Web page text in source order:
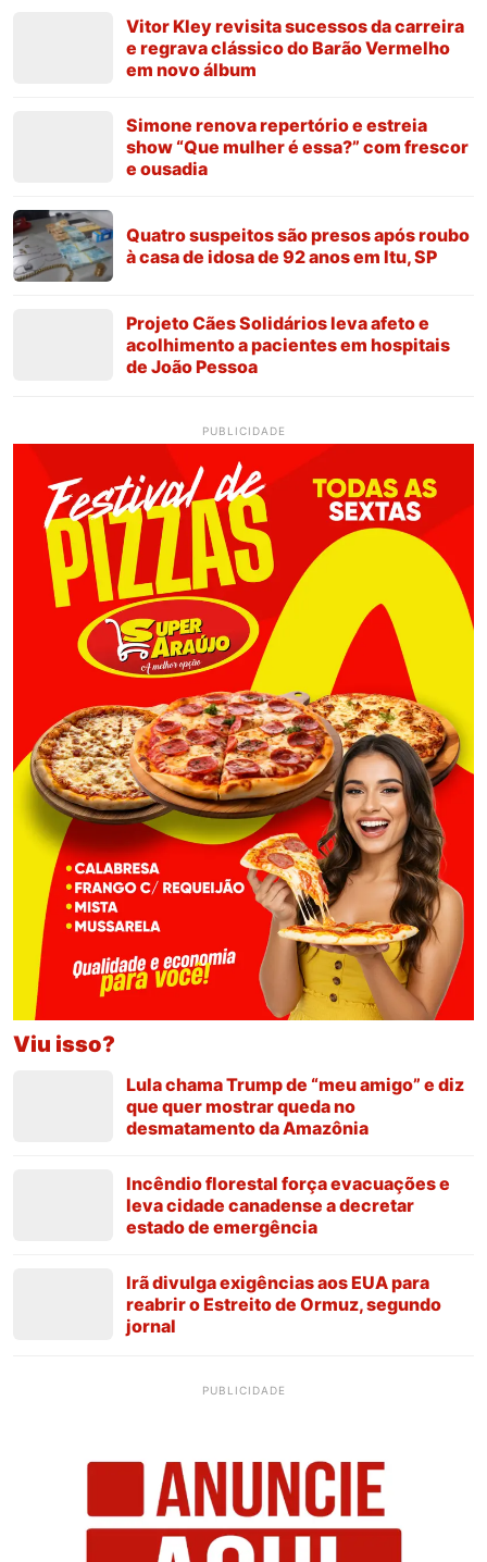
Vitor Kley revisita sucessos da carreira
e regrava clássico do Barão Vermelho
em novo álbum
Simone renova repertório e estreia
show “Que mulher é essa?” com frescor
e ousadia
Quatro suspeitos são presos após roubo
à casa de idosa de 92 anos em Itu, SP
Projeto Cães Solidários leva afeto e
acolhimento a pacientes em hospitais
de João Pessoa
PUBLICIDADE
Viu isso?
Lula chama Trump de “meu amigo” e diz
que quer mostrar queda no
desmatamento da Amazônia
Incêndio florestal força evacuações e
leva cidade canadense a decretar
estado de emergência
Irã divulga exigências aos EUA para
reabrir o Estreito de Ormuz, segundo
jornal
PUBLICIDADE